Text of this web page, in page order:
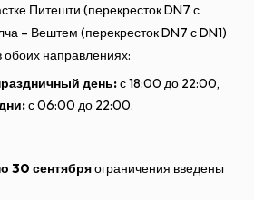
Питешти (перекресток DN7 с
– Вештем (перекресток DN7 с DN1)
обоих направлениях:
день:с 18:00 до 22:00,
с 06:00 до 22:00.
30 сентябряограничения введены